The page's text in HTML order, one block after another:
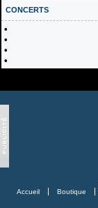
CONCERTS
•
•
•
•
Accueil Boutique